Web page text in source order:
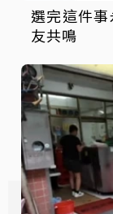
選完這件
友共鳴